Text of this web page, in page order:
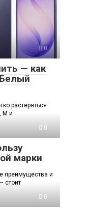
0
— как
растеряться
M и
0
марки
преимущества и
стоит
0